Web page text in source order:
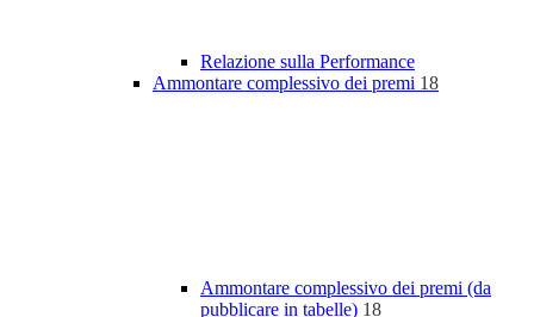
Relazione sulla Performance
Ammontare complessivo dei premi 18
Ammontare complessivo dei premi (da
pubblicare in tabelle) 18